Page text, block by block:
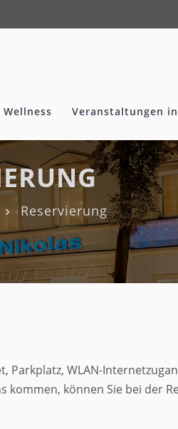
Wellness Veranstaltungen
Reservierung
WLAN-
können Sie bei der